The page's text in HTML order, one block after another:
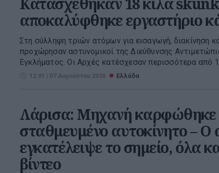
αποκαλύφθηκε εργαστήριο
Στη σύλληψη τριών ατόμων για εισαγωγή, διακίνηση
προχώρησαν αστυνομικοί της Διεύθυνσης
Εγκλήματος. Οι Αρχές κατέσχεσαν περισσότερα από
12:01 | 07 Αυγούστου 2026 Ελλάδα
Λάρισα: Μηχανή καρφώθηκε
σταθμευμένο αυτοκίνητο – Ο
εγκατέλειψε το σημείο, όλα
βίντεο